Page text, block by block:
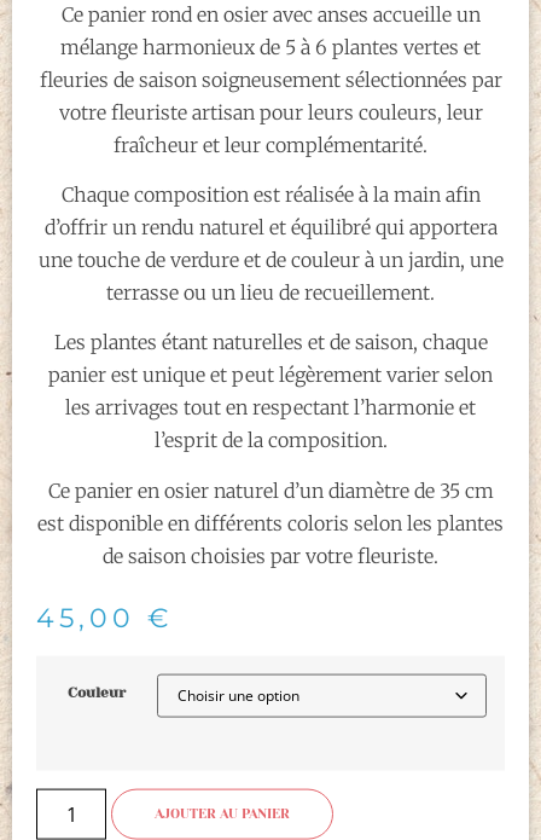
Ce panier rond en osier avec anses accueille un
mélange harmonieux de 5 à 6 plantes vertes et
fleuries de saison soigneusement sélectionnées par
votre fleuriste artisan pour leurs couleurs, leur
fraîcheur et leur complémentarité.
Chaque composition est réalisée à la main afin
d’offrir un rendu naturel et équilibré qui apportera
une touche de verdure et de couleur à un jardin, une
terrasse ou un lieu de recueillement.
Les plantes étant naturelles et de saison, chaque
panier est unique et peut légèrement varier selon
les arrivages tout en respectant l’harmonie et
l’esprit de la composition.
Ce panier en osier naturel d’un diamètre de 35 cm
est disponible en différents coloris selon les plantes
de saison choisies par votre fleuriste.
45,00 €
Couleur
AJOUTER AU PANIER